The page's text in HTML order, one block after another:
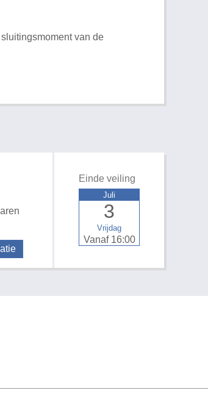
van de
Einde veiling
Vrijdag
3
Juli
Vanaf 16:00